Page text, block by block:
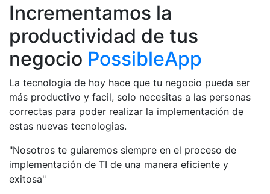
Incrementamos la
productividad de tus
negocio PossibleApp
La tecnologia de hoy hace que tu negocio pueda ser
más productivo y facil, solo necesitas a las personas
correctas para poder realizar la implementación de
estas nuevas tecnologias.
"Nosotros te guiaremos siempre en el proceso de
implementación de TI de una manera eficiente y
exitosa"